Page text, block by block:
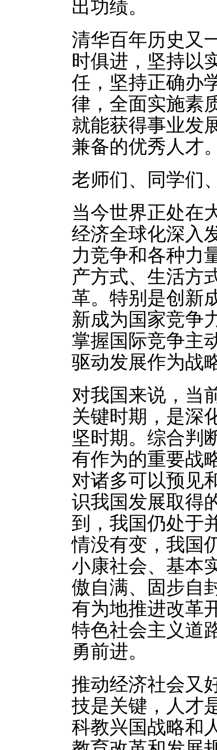
出功绩。
清华百年历史又
时俱进，坚持以
任，坚持正确办
律，全面实施素
就能获得事业发
兼备的优秀人才
老师们、同学们
当今世界正处在
经济全球化深入
力竞争和各种力
产方式、生活方
革。特别是创新
新成为国家竞争
掌握国际竞争主
驱动发展作为战
对我国来说，当
关键时期，是深
坚时期。综合判
有作为的重要战
对诸多可以预见
识我国发展取得
到，我国仍处于
情没有变，我国
小康社会、基本
傲自满、固步自
有为地推进改革
特色社会主义道
勇前进。
推动经济社会又
技是关键，人才
科教兴国战略和